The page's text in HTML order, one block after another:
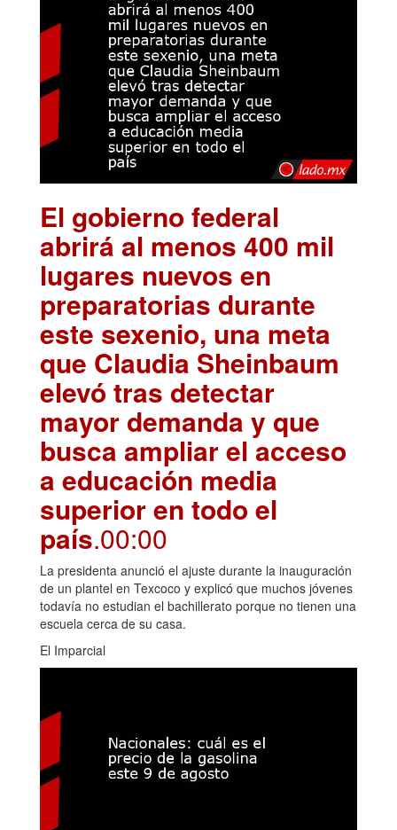
El gobierno federal
abrirá al menos 400 mil
lugares nuevos en
preparatorias durante
este sexenio, una meta
que Claudia Sheinbaum
elevó tras detectar
mayor demanda y que
busca ampliar el acceso
a educación media
superior en todo el
país.00:00
La presidenta anunció el ajuste durante la inauguración
de un plantel en Texcoco y explicó que muchos jóvenes
todavía no estudian el bachillerato porque no tienen una
escuela cerca de su casa.
El Imparcial